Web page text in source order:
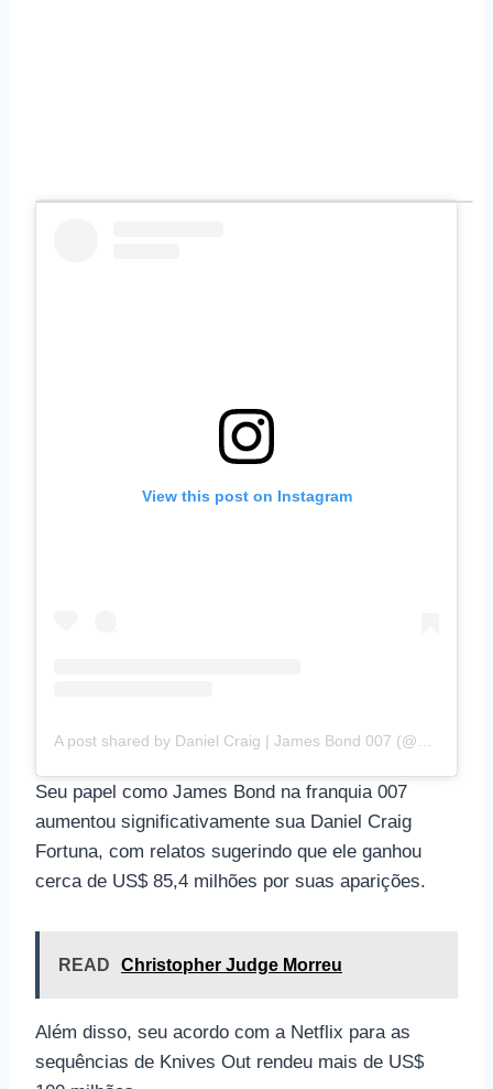
View this post on Instagram
A post shared by Daniel Craig | James Bond 007 (@craigdanielbond)
Seu papel como James Bond na franquia 007
aumentou significativamente sua Daniel Craig
Fortuna, com relatos sugerindo que ele ganhou
cerca de US$ 85,4 milhões por suas aparições.
READ Christopher Judge Morreu
Além disso, seu acordo com a Netflix para as
sequências de Knives Out rendeu mais de US$